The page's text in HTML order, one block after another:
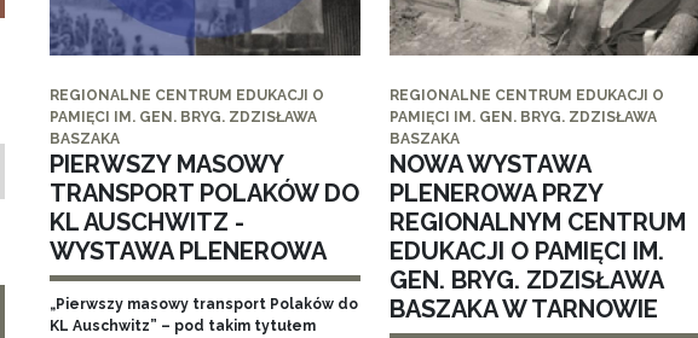
REGIONALNE CENTRUM EDUKACJI O
PAMIĘCI IM. GEN. BRYG. ZDZISŁAWA
BASZAKA
PIERWSZY MASOWY
TRANSPORT POLAKÓW DO
KL AUSCHWITZ -
WYSTAWA PLENEROWA
„Pierwszy masowy transport Polaków do
KL Auschwitz” – pod takim tytułem
REGIONALNE CENTRUM EDUKACJI O
PAMIĘCI IM. GEN. BRYG. ZDZISŁAWA
BASZAKA
NOWA WYSTAWA
PLENEROWA PRZY
REGIONALNYM CENTRUM
EDUKACJI O PAMIĘCI IM.
GEN. BRYG. ZDZISŁAWA
BASZAKA W TARNOWIE